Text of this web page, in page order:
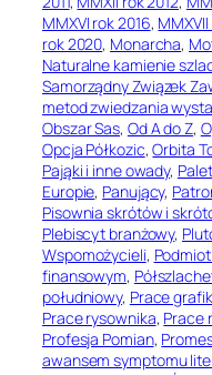
MMXVI rok 2016,
rok 2020, Monarcha,
Naturalne kamienie
Samorządny Związek
metod zwiedzania
Obszar Sas, Od A do Z,
Opcja Półkozic, Orbita
Pająki i inne owady,
Europie, Panujący,
Pisownia skrótów i
Plebiscyt branżowy,
Wspomożycieli,
finansowym,
południowy, Prace
Prace rysownika, Prace
Profesja Pomian,
awansem symptomu